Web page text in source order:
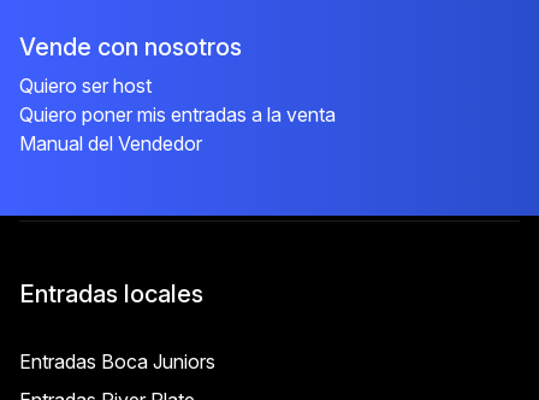
Vende con nosotros
Quiero ser host
Quiero poner mis entradas a la venta
Manual del Vendedor
Entradas locales
Entradas Boca Juniors